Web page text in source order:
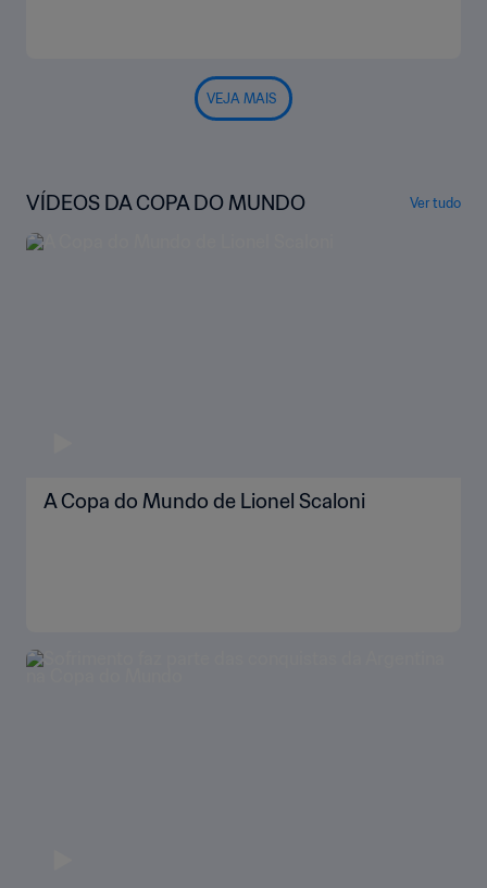
VEJA MAIS
VÍDEOS DA COPA DO MUNDO Ver tudo
A Copa do Mundo de Lionel Scaloni